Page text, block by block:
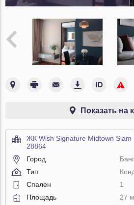
Показать на
ЖК Wish Signature Midtown
28864
Город
Тип
Спален
1
Площадь
27